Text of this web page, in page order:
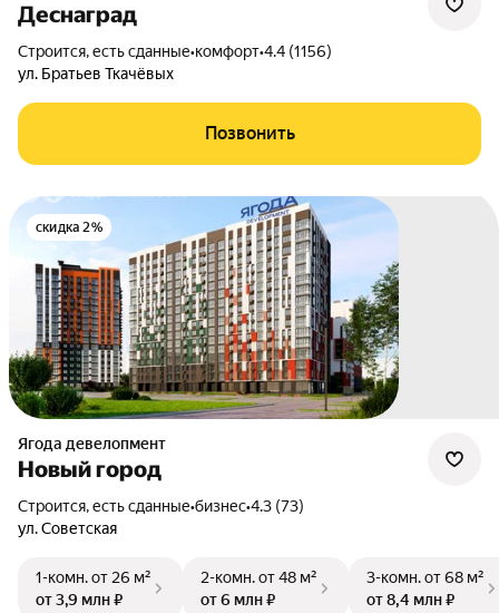
Деснаград
Строится, есть сданные•комфорт•4.4 (1156)
ул. Братьев Ткачёвых
Позвонить
скидка 2%
Ягода девелопмент
Новый город
Строится, есть сданные•бизнес•4.3 (73)
ул. Советская
1-комн.от 26 м²
от 3,9 млн ₽
2-комн.от 48 м²
от 6 млн ₽
3-комн.от 68 м²
от 8,4 млн ₽